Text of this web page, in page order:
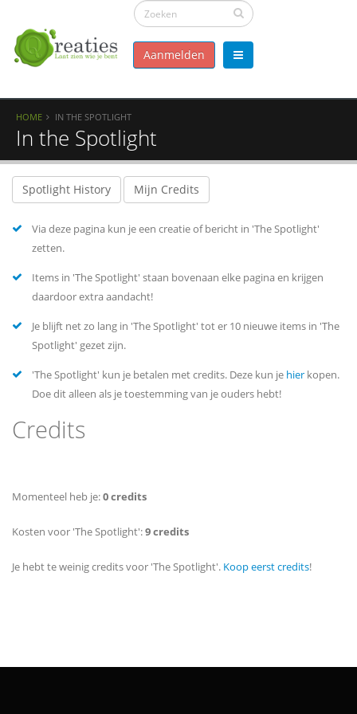
Aanmelden
HOME IN THE SPOTLIGHT
In the Spotlight
Spotlight History Mijn Credits
Via deze pagina kun je een creatie of bericht in 'The Spotlight'
zetten.
Items in 'The Spotlight' staan bovenaan elke pagina en krijgen
daardoor extra aandacht!
Je blijft net zo lang in 'The Spotlight' tot er 10 nieuwe items in 'The
Spotlight' gezet zijn.
'The Spotlight' kun je betalen met credits. Deze kun je hier kopen.
Doe dit alleen als je toestemming van je ouders hebt!
Credits
Momenteel heb je:0 credits
Kosten voor 'The Spotlight':9 credits
Je hebt te weinig credits voor 'The Spotlight'. Koop eerst credits!